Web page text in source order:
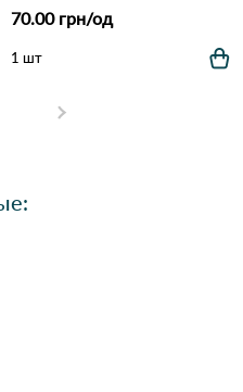
70.00 грн/од
1 шт